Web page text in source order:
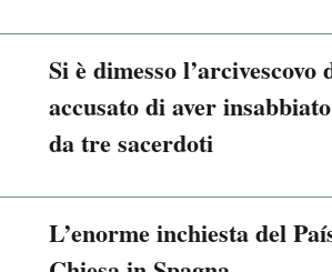
Si è dimesso
accusato di aver
da tre sacerdoti
L’enorme inchiesta del